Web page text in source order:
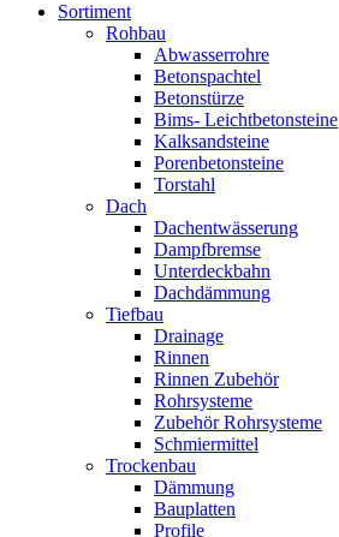
Sortiment
Rohbau
Abwasserrohre
Betonspachtel
Betonstürze
Bims- Leichtbetonsteine
Kalksandsteine
Porenbetonsteine
Torstahl
Dach
Dachentwässerung
Dampfbremse
Unterdeckbahn
Dachdämmung
Tiefbau
Drainage
Rinnen
Rinnen Zubehör
Rohrsysteme
Zubehör Rohrsysteme
Schmiermittel
Trockenbau
Dämmung
Bauplatten
Profile